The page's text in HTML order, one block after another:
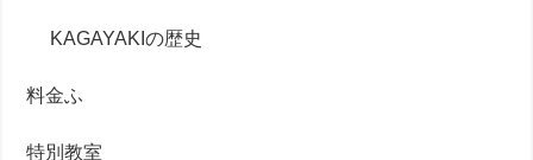
KAGAYAKIの歴史
料金ふ
特別教室